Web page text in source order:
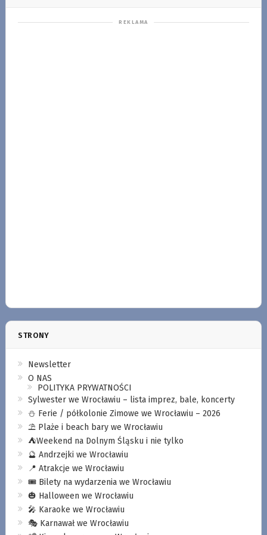
STRONY
Newsletter
O NAS
POLITYKA PRYWATNOŚCI
Sylwester we Wrocławiu – lista imprez, bale, koncerty
⛄️ Ferie / półkolonie Zimowe we Wrocławiu – 2026
⛱️ Plaże i beach bary we Wrocławiu
⛺️Weekend na Dolnym Śląsku i nie tylko
🔮 Andrzejki we Wrocławiu
📍 Atrakcje we Wrocławiu
🎟️ Bilety na wydarzenia we Wrocławiu
🎃 Halloween we Wrocławiu
🎤 Karaoke we Wrocławiu
🎭 Karnawał we Wrocławiu